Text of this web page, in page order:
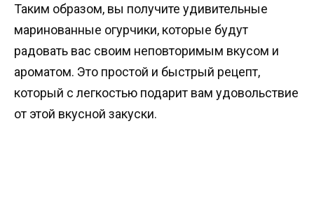
Таким образом, вы получите удивительные
маринованные огурчики, которые будут
радовать вас своим неповторимым вкусом и
ароматом. Это простой и быстрый рецепт,
который с легкостью подарит вам удовольствие
от этой вкусной закуски.